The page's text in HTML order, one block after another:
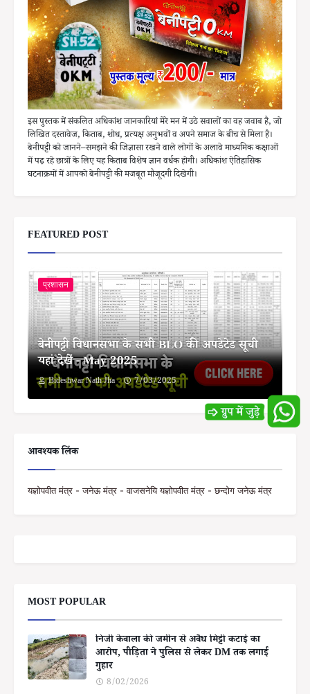
इस पुस्तक में संकलित अधिकांश जानकारियां मेरे मन में उठे सवालों का वह जवाब है, जो
लिखित दस्तावेज, किताब, शोध, प्रत्यक्ष अनुभवों व अपने समाज के बीच से मिला है।
बेनीपट्टी को जानने–समझने की जिज्ञासा रखने वाले लोगों के अलावे माध्यमिक कक्षाओं
में पढ़ रहे छात्रों के लिए यह किताब विशेष ज्ञान वर्धक होगी। अधिकांश ऐतिहासिक
घटनाक्रमों में आपको बेनीपट्टी की मजबूत मौजूदगी दिखेगी।
FEATURED POST
प्रशासन
बेनीपट्टी विधानसभा के सभी BLO की अपडेटेड सूची
यहां देखें - May 2025
Bideshwar Nath Jha 7/03/2025
आवश्यक लिंक
यज्ञोपवीत मंत्र - जनेऊ मंत्र - वाजसनेयि यज्ञोपवीत मंत्र - छन्दोग जनेऊ मंत्र
MOST POPULAR
निजी केवाला की जमीन से अवैध मिट्टी कटाई का
आरोप, पीड़िता ने पुलिस से लेकर DM तक लगाई
गुहार
8/02/2026